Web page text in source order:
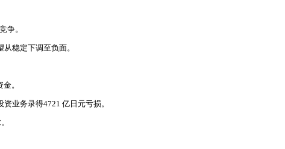
争。
稳定下调至负面。
。
业务录得4721 亿日元亏损。